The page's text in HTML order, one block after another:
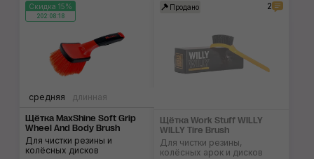
Скидка 15%
202:08:17
средняя длинная
Щётка MaxShine Soft Grip
Wheel And Body Brush
Для чистки резины и
колёсных дисков
Продано 2
Щётка Work Stuff WILLY
WILLY Tire Brush
Для чистки резины,
колёсных арок и дисков